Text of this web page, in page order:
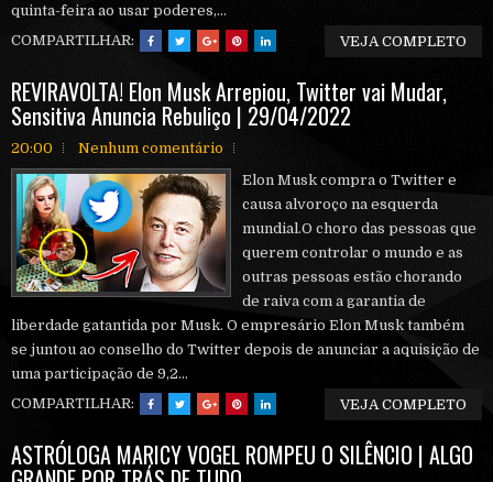
quinta-feira ao usar poderes,...
COMPARTILHAR:
VEJA COMPLETO
REVIRAVOLTA! Elon Musk Arrepiou, Twitter vai Mudar,
Sensitiva Anuncia Rebuliço | 29/04/2022
20:00
Nenhum comentário
Elon Musk compra o Twitter e
causa alvoroço na esquerda
mundial.O choro das pessoas que
querem controlar o mundo e as
outras pessoas estão chorando
de raiva com a garantia de
liberdade gatantida por Musk. O empresário Elon Musk também
se juntou ao conselho do Twitter depois de anunciar a aquisição de
uma participação de 9,2...
COMPARTILHAR:
VEJA COMPLETO
ASTRÓLOGA MARICY VOGEL ROMPEU O SILÊNCIO | ALGO